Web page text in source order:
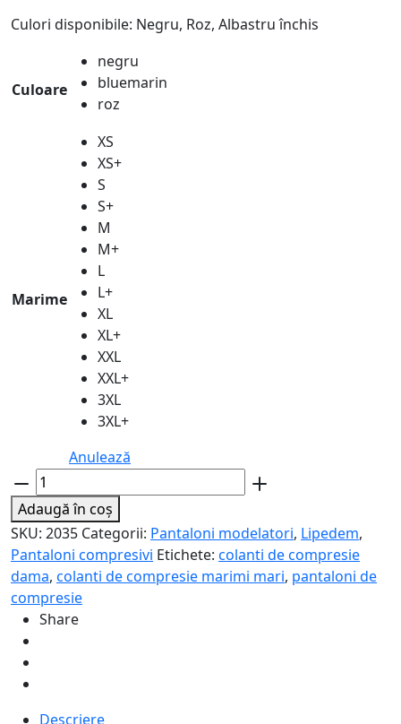
Culori disponibile: Negru, Roz, Albastru închis
Culoare
negru
bluemarin
roz
Marime
XS
XS+
S
S+
M
M+
L
L+
XL
XL+
XXL
XXL+
3XL
3XL+
Anulează
Cantitate
Colanți
de
compresie,
ACTIVE
Leggings
Adaugă în coș
SKU: 2035 Categorii: Pantaloni modelatori, Lipedem,
Pantaloni compresivi Etichete: colanti de compresie
dama, colanti de compresie marimi mari, pantaloni de
compresie
Share
Descriere